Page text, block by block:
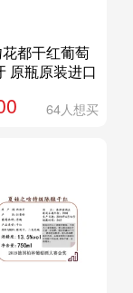
都干红葡萄
原瓶原装进口
64人想买